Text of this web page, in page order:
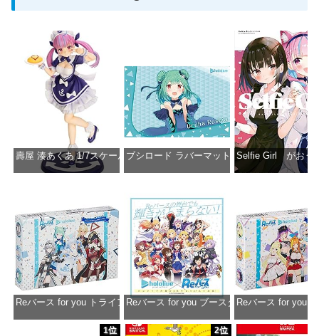
壽屋 湊あくあ 1/7スケール PVC製 塗装済み完成品フィギュア PP942
ブシロード ラバーマットコレクション
Selfie Girl がおう
Reバース for you トライアルデッキ ホロライブプロダクション ver.ホロ
価格：¥1,650
Reバース for you ブースターパック ホロライ
価格：¥2,980
Reバース for you
価格：
1位 2位